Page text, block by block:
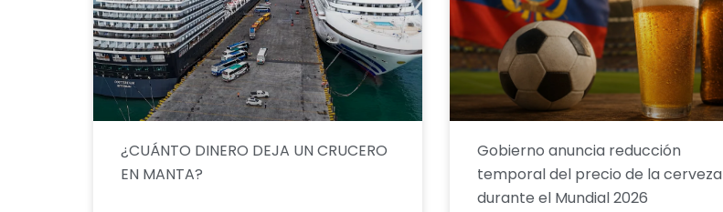
¿CUÁNTO DINERO DEJA UN CRUCERO
EN MANTA?
Gobierno anuncia reducción
temporal del precio de la cerveza
durante el Mundial 2026